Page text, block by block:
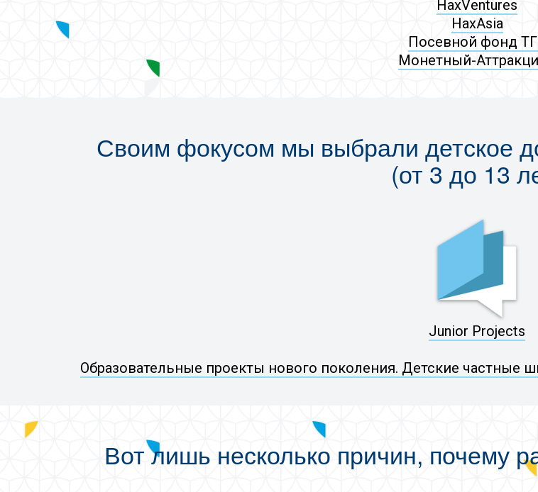
HaxVentures
HaxAsia
Посевной фонд
Монетный-
Своим фокусом мы выбрали детское
(от 3 до 13
Junior Projects
Образовательные проекты нового поколения. Детские частные
Вот лишь несколько причин, почему